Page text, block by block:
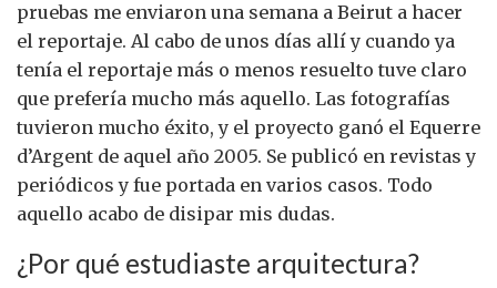
pruebas me enviaron una semana a Beirut a hacer
el reportaje. Al cabo de unos días allí y cuando ya
tenía el reportaje más o menos resuelto tuve claro
que prefería mucho más aquello. Las fotografías
tuvieron mucho éxito, y el proyecto ganó el Equerre
d’Argent de aquel año 2005. Se publicó en revistas y
periódicos y fue portada en varios casos. Todo
aquello acabo de disipar mis dudas.
¿Por qué estudiaste arquitectura?